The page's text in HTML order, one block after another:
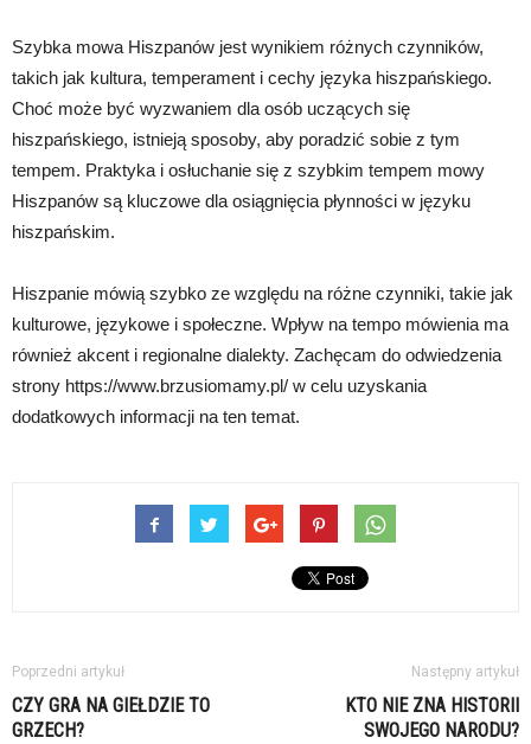
Szybka mowa Hiszpanów jest wynikiem różnych czynników,
takich jak kultura, temperament i cechy języka hiszpańskiego.
Choć może być wyzwaniem dla osób uczących się
hiszpańskiego, istnieją sposoby, aby poradzić sobie z tym
tempem. Praktyka i osłuchanie się z szybkim tempem mowy
Hiszpanów są kluczowe dla osiągnięcia płynności w języku
hiszpańskim.
Hiszpanie mówią szybko ze względu na różne czynniki, takie jak
kulturowe, językowe i społeczne. Wpływ na tempo mówienia ma
również akcent i regionalne dialekty. Zachęcam do odwiedzenia
strony https://www.brzusiomamy.pl/ w celu uzyskania
dodatkowych informacji na ten temat.
Poprzedni artykuł
CZY GRA NA GIEŁDZIE TO
GRZECH?
Następny artykuł
KTO NIE ZNA HISTORII
SWOJEGO NARODU?